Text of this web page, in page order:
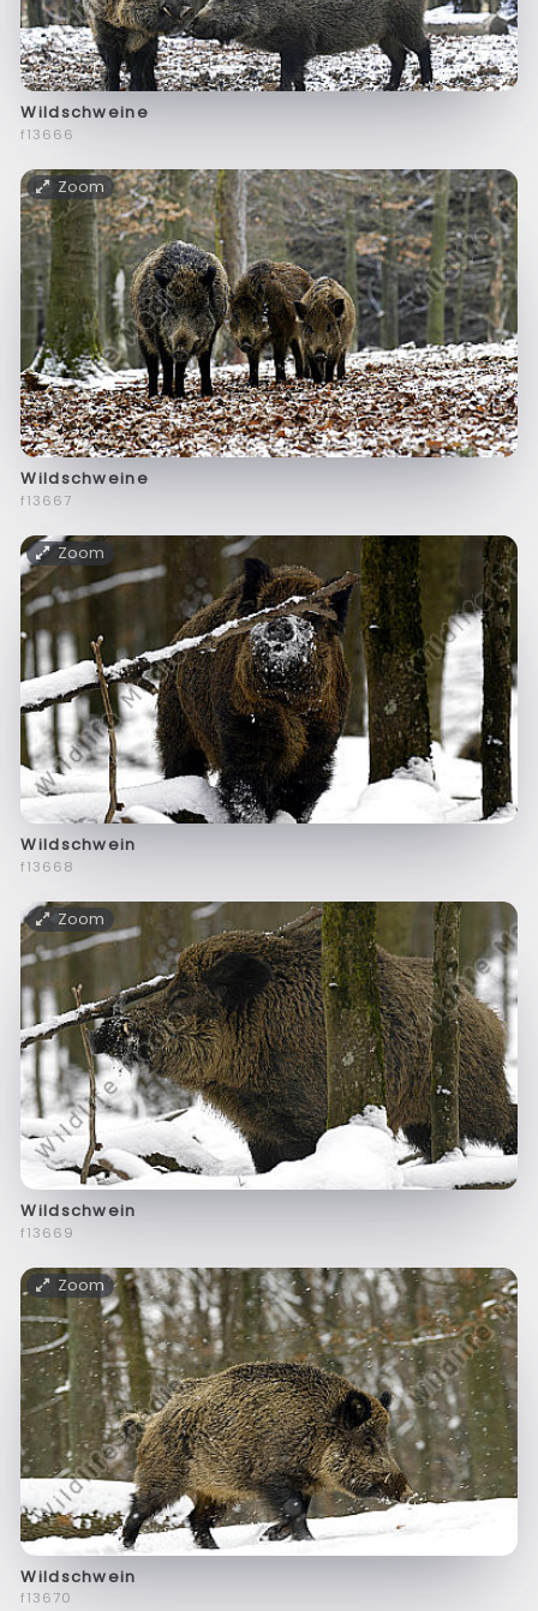
Wildschweine
f13666
Zoom
Wildschweine
f13667
Zoom
Wildschwein
f13668
Zoom
Wildschwein
f13669
Zoom
Wildschwein
f13670